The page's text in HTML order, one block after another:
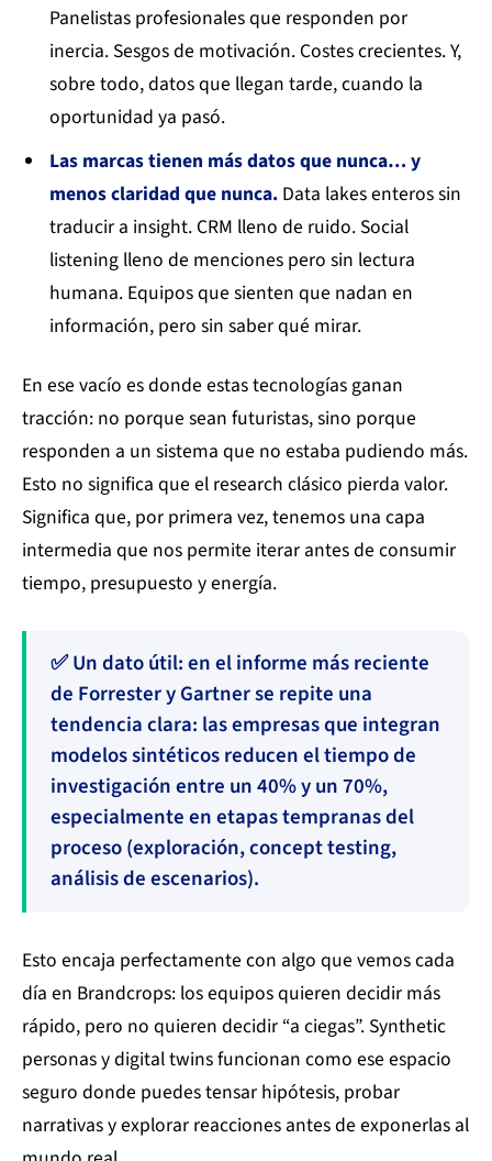
Panelistas profesionales que responden por
inercia. Sesgos de motivación. Costes crecientes. Y,
sobre todo, datos que llegan tarde, cuando la
oportunidad ya pasó.
Las marcas tienen más datos que nunca… y
menos claridad que nunca.Data lakes enteros sin
traducir a insight. CRM lleno de ruido. Social
listening lleno de menciones pero sin lectura
humana. Equipos que sienten que nadan en
información, pero sin saber qué mirar.
En ese vacío es donde estas tecnologías ganan
tracción: no porque sean futuristas, sino porque
responden a un sistema que no estaba pudiendo más.
Esto no significa que el research clásico pierda valor.
Significa que, por primera vez, tenemos una capa
intermedia que nos permite iterar antes de consumir
tiempo, presupuesto y energía.
✅ Un dato útil: en el informe más reciente
de Forrester y Gartner se repite una
tendencia clara: las empresas que integran
modelos sintéticos reducen el tiempo de
investigación entre un 40% y un 70%,
especialmente en etapas tempranas del
proceso (exploración, concept testing,
análisis de escenarios).
Esto encaja perfectamente con algo que vemos cada
día en Brandcrops: los equipos quieren decidir más
rápido, pero no quieren decidir “a ciegas”. Synthetic
personas y digital twins funcionan como ese espacio
seguro donde puedes tensar hipótesis, probar
narrativas y explorar reacciones antes de exponerlas al